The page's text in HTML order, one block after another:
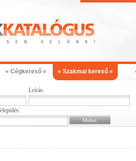
« Cégkereső » « Szakmai kereső »
Leírás: